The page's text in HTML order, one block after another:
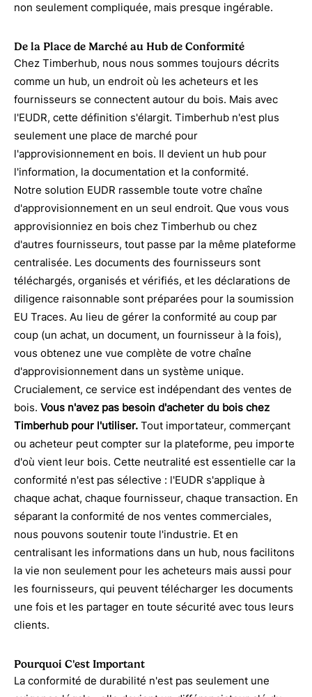
non seulement compliquée, mais presque ingérable.
De la Place de Marché au Hub de Conformité
Chez Timberhub, nous nous sommes toujours décrits
comme un hub, un endroit où les acheteurs et les
fournisseurs se connectent autour du bois. Mais avec
l'EUDR, cette définition s'élargit. Timberhub n'est plus
seulement une place de marché pour
l'approvisionnement en bois. Il devient un hub pour
l'information, la documentation et la conformité.
Notre solution EUDR rassemble toute votre chaîne
d'approvisionnement en un seul endroit. Que vous vous
approvisionniez en bois chez Timberhub ou chez
d'autres fournisseurs, tout passe par la même plateforme
centralisée. Les documents des fournisseurs sont
téléchargés, organisés et vérifiés, et les déclarations de
diligence raisonnable sont préparées pour la soumission
EU Traces. Au lieu de gérer la conformité au coup par
coup (un achat, un document, un fournisseur à la fois),
vous obtenez une vue complète de votre chaîne
d'approvisionnement dans un système unique.
Crucialement, ce service est indépendant des ventes de
bois. Vous n'avez pas besoin d'acheter du bois chez
Timberhub pour l'utiliser. Tout importateur, commerçant
ou acheteur peut compter sur la plateforme, peu importe
d'où vient leur bois. Cette neutralité est essentielle car la
conformité n'est pas sélective : l'EUDR s'applique à
chaque achat, chaque fournisseur, chaque transaction. En
séparant la conformité de nos ventes commerciales,
nous pouvons soutenir toute l'industrie. Et en
centralisant les informations dans un hub, nous facilitons
la vie non seulement pour les acheteurs mais aussi pour
les fournisseurs, qui peuvent télécharger les documents
une fois et les partager en toute sécurité avec tous leurs
clients.
Pourquoi C'est Important
La conformité de durabilité n'est pas seulement une